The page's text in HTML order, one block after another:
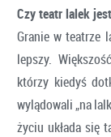
Czy teatr lalek
Granie w teatrze
lepszy.
którzy kiedyś
wylądowali „na
życiu układa się